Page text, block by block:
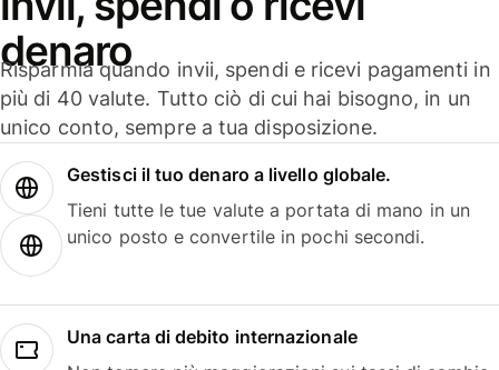
denaro
Risparmia quando invii, spendi e ricevi pagamenti in
più di 40 valute. Tutto ciò di cui hai bisogno, in un
unico conto, sempre a tua disposizione.
Gestisci il tuo denaro a livello globale.
Tieni tutte le tue valute a portata di mano in un
unico posto e convertile in pochi secondi.
Una carta di debito internazionale